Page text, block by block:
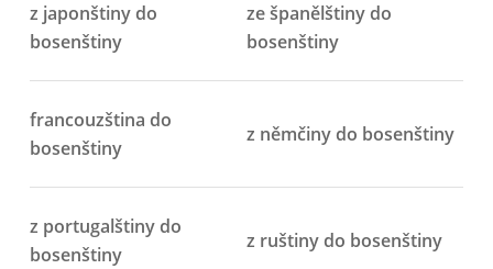
z japonštiny do
bosenštiny
ze španělštiny do
bosenštiny
francouzština do
bosenštiny
z němčiny do bosenštiny
z portugalštiny do
bosenštiny
z ruštiny do bosenštiny